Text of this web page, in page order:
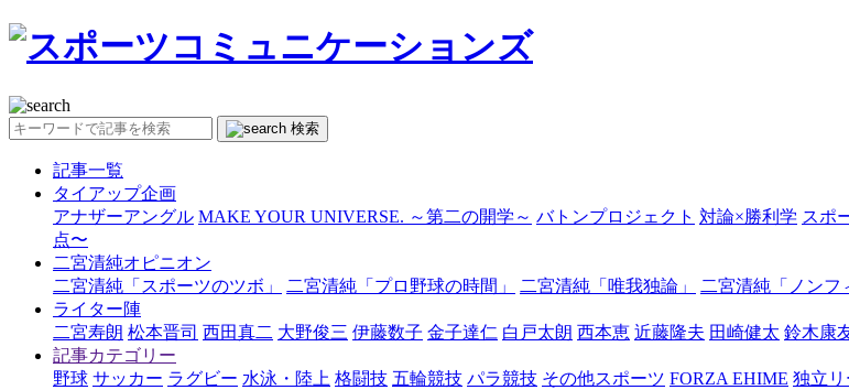
検索
記事一覧
タイアップ企画
アナザーアングル MAKE YOUR UNIVERSE. ～第二の開学～ バトンプロジェクト 対論×勝利学 スポ
点〜
二宮清純オピニオン
二宮清純「スポーツのツボ」
二宮清純「プロ野球の時間」 二宮清純「唯我独論」 二宮清純「ノンフ
ライター陣
二宮寿朗 松本晋司 西田真二 大野俊三 伊藤数子 金子達仁 白戸太朗 西本恵 近藤隆夫 田崎健太 鈴木康
記事カテゴリー
野球 サッカー ラグビー 水泳・陸上 格闘技 五輪競技 パラ競技 その他スポーツ FORZA EHIME 独立